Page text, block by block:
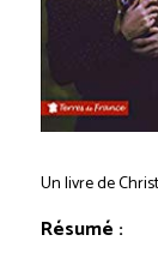
Un livre de
Résumé :